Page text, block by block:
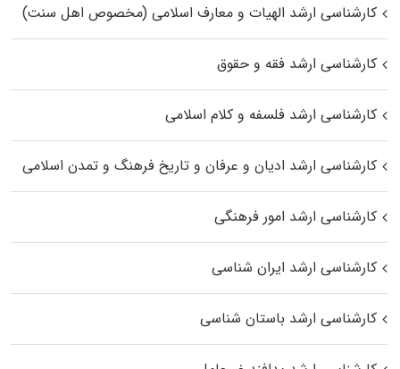
کارشناسی ارشد الهیات و معارف اسلامی (مخصوص اهل سنت)
کارشناسی ارشد فقه و حقوق
کارشناسی ارشد فلسفه و کلام اسلامی
کارشناسی ارشد ادیان و عرفان و تاریخ فرهنگ و تمدن اسلامی
کارشناسی ارشد امور فرهنگی
کارشناسی ارشد ایران شناسی
کارشناسی ارشد باستان شناسی